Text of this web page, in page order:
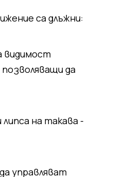
са длъжни:
видимост
да
на такава -
управляват